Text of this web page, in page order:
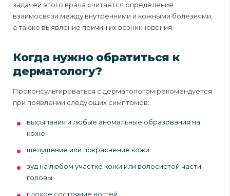
задачей этого врача считается определение
взаимосвязи между внутренними и кожными болезнями,
а также выявление причин их возникновения.
Когда нужно обратиться к
дерматологу?
Проконсультироваться с дерматологом рекомендуется
при появлении следующих симптомов:
высыпания и любые аномальные образования на
коже
шелушение или покраснение кожи
зуд на любом участке кожи или волосистой части
головы
плохое состояние ногтей